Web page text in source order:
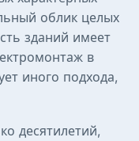
облик целых
зданий имеет
в
иного подхода,
десятилетий,